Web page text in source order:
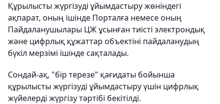
Құрылысты жүргізуді ұйымдастыру жөніндегі
ақпарат, оның ішінде Порталға немесе оның
Пайдаланушылары ЦЖ ұсынған тиісті электрондық
және цифрлық құжаттар объектіні пайдаланудың
бүкіл мерзімі ішінде сақталады.
Сондай-ақ, "бір терезе" қағидаты бойынша
құрылысты жүргізуді ұйымдастыру үшін цифрлық
жүйелерді жүргізу тәртібі бекітілді.